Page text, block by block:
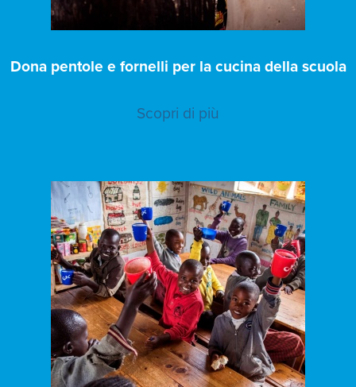
Dona pentole e fornelli per la cucina della scuola
Scopri di più